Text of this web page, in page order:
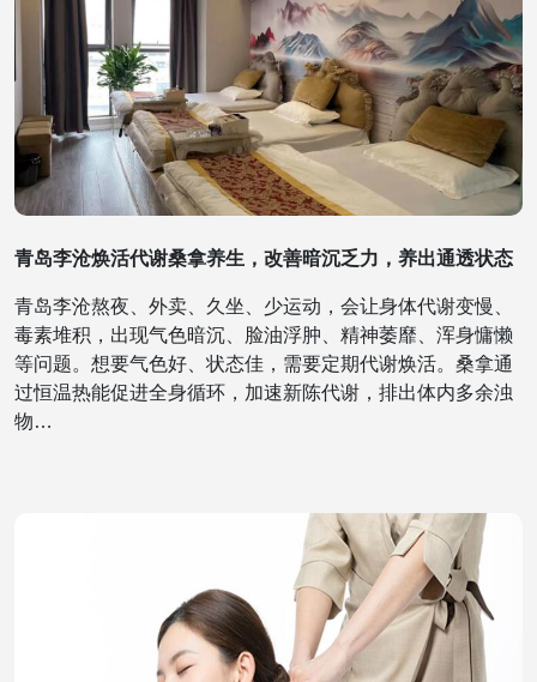
青岛李沧焕活代谢桑拿养生，改善暗沉乏力，养出通透状态
青岛李沧熬夜、外卖、久坐、少运动，会让身体代谢变慢、
毒素堆积，出现气色暗沉、脸油浮肿、精神萎靡、浑身慵懒
等问题。想要气色好、状态佳，需要定期代谢焕活。桑拿通
过恒温热能促进全身循环，加速新陈代谢，排出体内多余浊
物…